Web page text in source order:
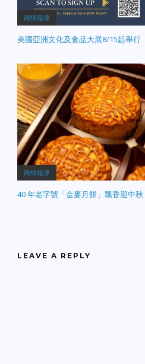
商情報導
美國亞洲文化及食品大展8/15起舉行
商情報導
40 年老字號「金麥月餅」飄香迎中秋
LEAVE A REPLY